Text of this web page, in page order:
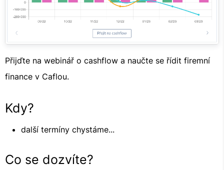
Přijďte na webinář o cashflow a naučte se řídit firemní
finance v Caflou.
Kdy?
další termíny chystáme...
Co se dozvíte?